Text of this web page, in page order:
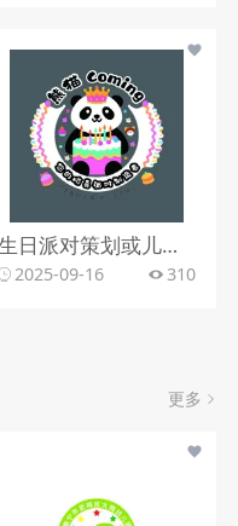
生日派对策划或儿童主题派对服务行业
2025-09-16 310
更多